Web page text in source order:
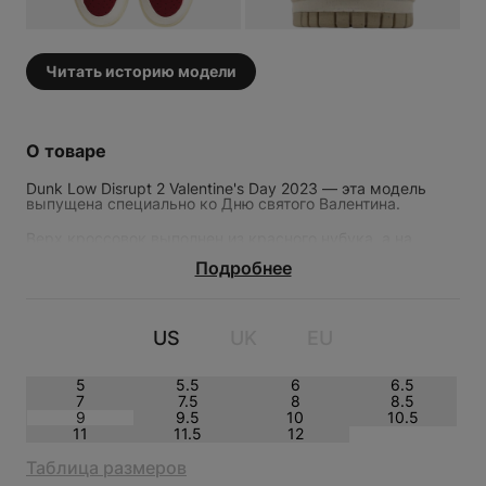
Читать историю модели
О товаре
Dunk Low Disrupt 2 Valentine's Day 2023 — эта модель
выпущена специально ко Дню святого Валентина.
Яркие розовые акценты присутствуют на подкладке
носка и некоторых деталях верха.
Подробнее
US
5 5.5 6
6.5
7
7.5 8
8.5
9
9.5 10
10.5
11
11.5 12
Таблица размеров
(Dunk Low Disrupt 2 Valentine’s Day).
DUNK LOW DISRUPT 2
VALENTINE'S DAY 2023